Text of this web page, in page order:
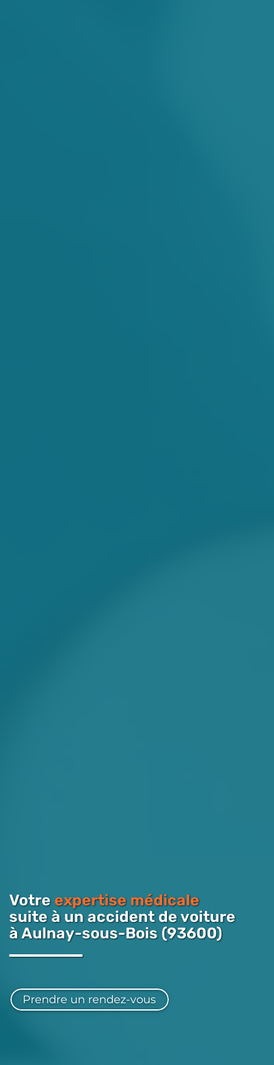
Votre expertise médicale
suite à un accident de voiture
à Aulnay-sous-Bois (93600)
Prendre un rendez-vous